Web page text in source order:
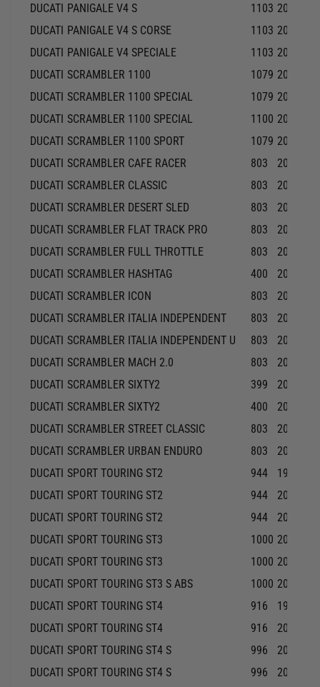
DUCATI PANIGALE V4 S 1103 2018-
DUCATI PANIGALE V4 S CORSE 1103 2019-
DUCATI PANIGALE V4 SPECIALE 1103 2018-
DUCATI SCRAMBLER 1100 1079 2018-
DUCATI SCRAMBLER 1100 SPECIAL 1079 2019-
DUCATI SCRAMBLER 1100 SPECIAL 1100 2018-
DUCATI SCRAMBLER 1100 SPORT 1079 2018-
DUCATI SCRAMBLER CAFE RACER 803
2017-
DUCATI SCRAMBLER CLASSIC 803
2015-
DUCATI SCRAMBLER DESERT SLED 803
2017-
DUCATI SCRAMBLER FLAT TRACK PRO 803
2016-
DUCATI SCRAMBLER FULL THROTTLE 803
2015-
DUCATI SCRAMBLER HASHTAG 400
2018-
DUCATI SCRAMBLER ICON 803
2015-
DUCATI SCRAMBLER ITALIA INDEPENDENT 803
2016-
DUCATI SCRAMBLER ITALIA INDEPENDENT U 803
2016-
DUCATI SCRAMBLER MACH 2.0 803
2018-
DUCATI SCRAMBLER SIXTY2 399
2020-
DUCATI SCRAMBLER SIXTY2 400
2016-
DUCATI SCRAMBLER STREET CLASSIC 803
2018-
DUCATI SCRAMBLER URBAN ENDURO 803
2015-
DUCATI SPORT TOURING ST2 944
1999-
DUCATI SPORT TOURING ST2 944
2000-
DUCATI SPORT TOURING ST2 944
2001-
DUCATI SPORT TOURING ST3 1000 2004-
DUCATI SPORT TOURING ST3 1000 2006-
DUCATI SPORT TOURING ST3 S ABS 1000 2006-
DUCATI SPORT TOURING ST4 916
1999-
DUCATI SPORT TOURING ST4 916
2000-
DUCATI SPORT TOURING ST4 S 996
2001-
DUCATI SPORT TOURING ST4 S 996 2004-